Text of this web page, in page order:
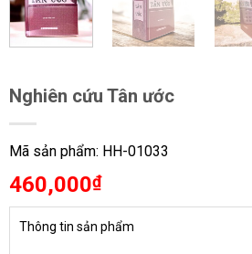
Nghiên cứu Tân ước
Mã sản phẩm: HH-01033
460,000₫
Thông tin sản phẩm